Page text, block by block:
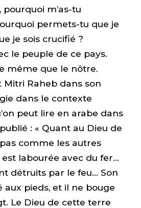
pourquoi m’as-tu
permets-tu que je
je sois crucifié ?
le peuple de ce pays.
même que le nôtre.
Mitri Raheb dans son
dans le contexte
peut lire en arabe dans
: « Quant au Dieu de
pas comme les autres
labourée avec du fer…
détruits par le feu… Son
aux pieds, et il ne bouge
Le Dieu de cette terre